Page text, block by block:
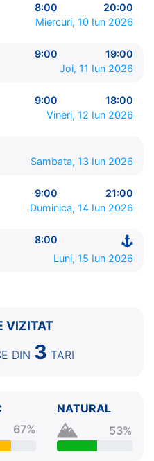
⚓ - 21:00
9:00 - 21:00
8:00
20:00
Miercuri, 10 Iun 2026
9:00
19:00
Joi, 11 Iun 2026
9:00
18:00
Vineri, 12 Iun 2026
Sambata, 13 Iun 2026
9:00
21:00
Duminica, 14 Iun 2026
8:00
Luni, 15 Iun 2026
VIZITAT
DIN 3 TARI
67%
NATURAL
53%